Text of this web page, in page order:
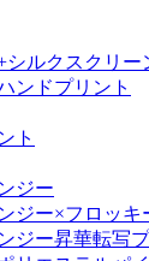
ルクスクリー
ンドプリント
ト
ジー
ジー×フロッキ
ジー昇華転写